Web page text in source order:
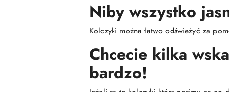
Niby wszystko
Kolczyki można łatwo odświeżyć za
Chcecie kilka
bardzo!